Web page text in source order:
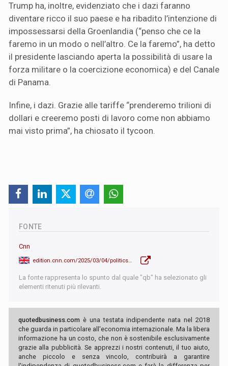
Trump ha, inoltre, evidenziato che i dazi faranno
diventare ricco il suo paese e ha ribadito l’intenzione di
impossessarsi della Groenlandia (“penso che ce la
faremo in un modo o nell’altro. Ce la faremo”, ha detto
il presidente lasciando aperta la possibilità di usare la
forza militare o la coercizione economica) e del Canale
di Panama.
Infine, i dazi. Grazie alle tariffe “prenderemo trilioni di
dollari e creeremo posti di lavoro come non abbiamo
mai visto prima”, ha chiosato il tycoon.
FONTE
Cnn
La fonte rappresenta lo spunto dal quale "qb" ha selezionato gli
elementi ritenuti più rilevanti.
quotedbusiness.com è una testata indipendente nata nel 2018
che guarda in particolare all'economia internazionale. Ma la libera
informazione ha un costo, che non è sostenibile esclusivamente
grazie alla pubblicità. Se apprezzi i nostri contenuti, il tuo aiuto,
anche piccolo e senza vincolo, contribuirà a garantire